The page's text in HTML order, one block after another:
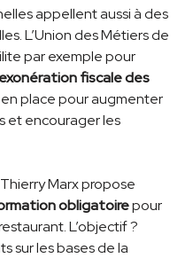
appellent aussi à des
L’Union des Métiers de
par exemple pour
fiscale des
en place pour augmenter
et encourager les
Marx propose
obligatoirepour
L’objectif ?
sur les bases de la